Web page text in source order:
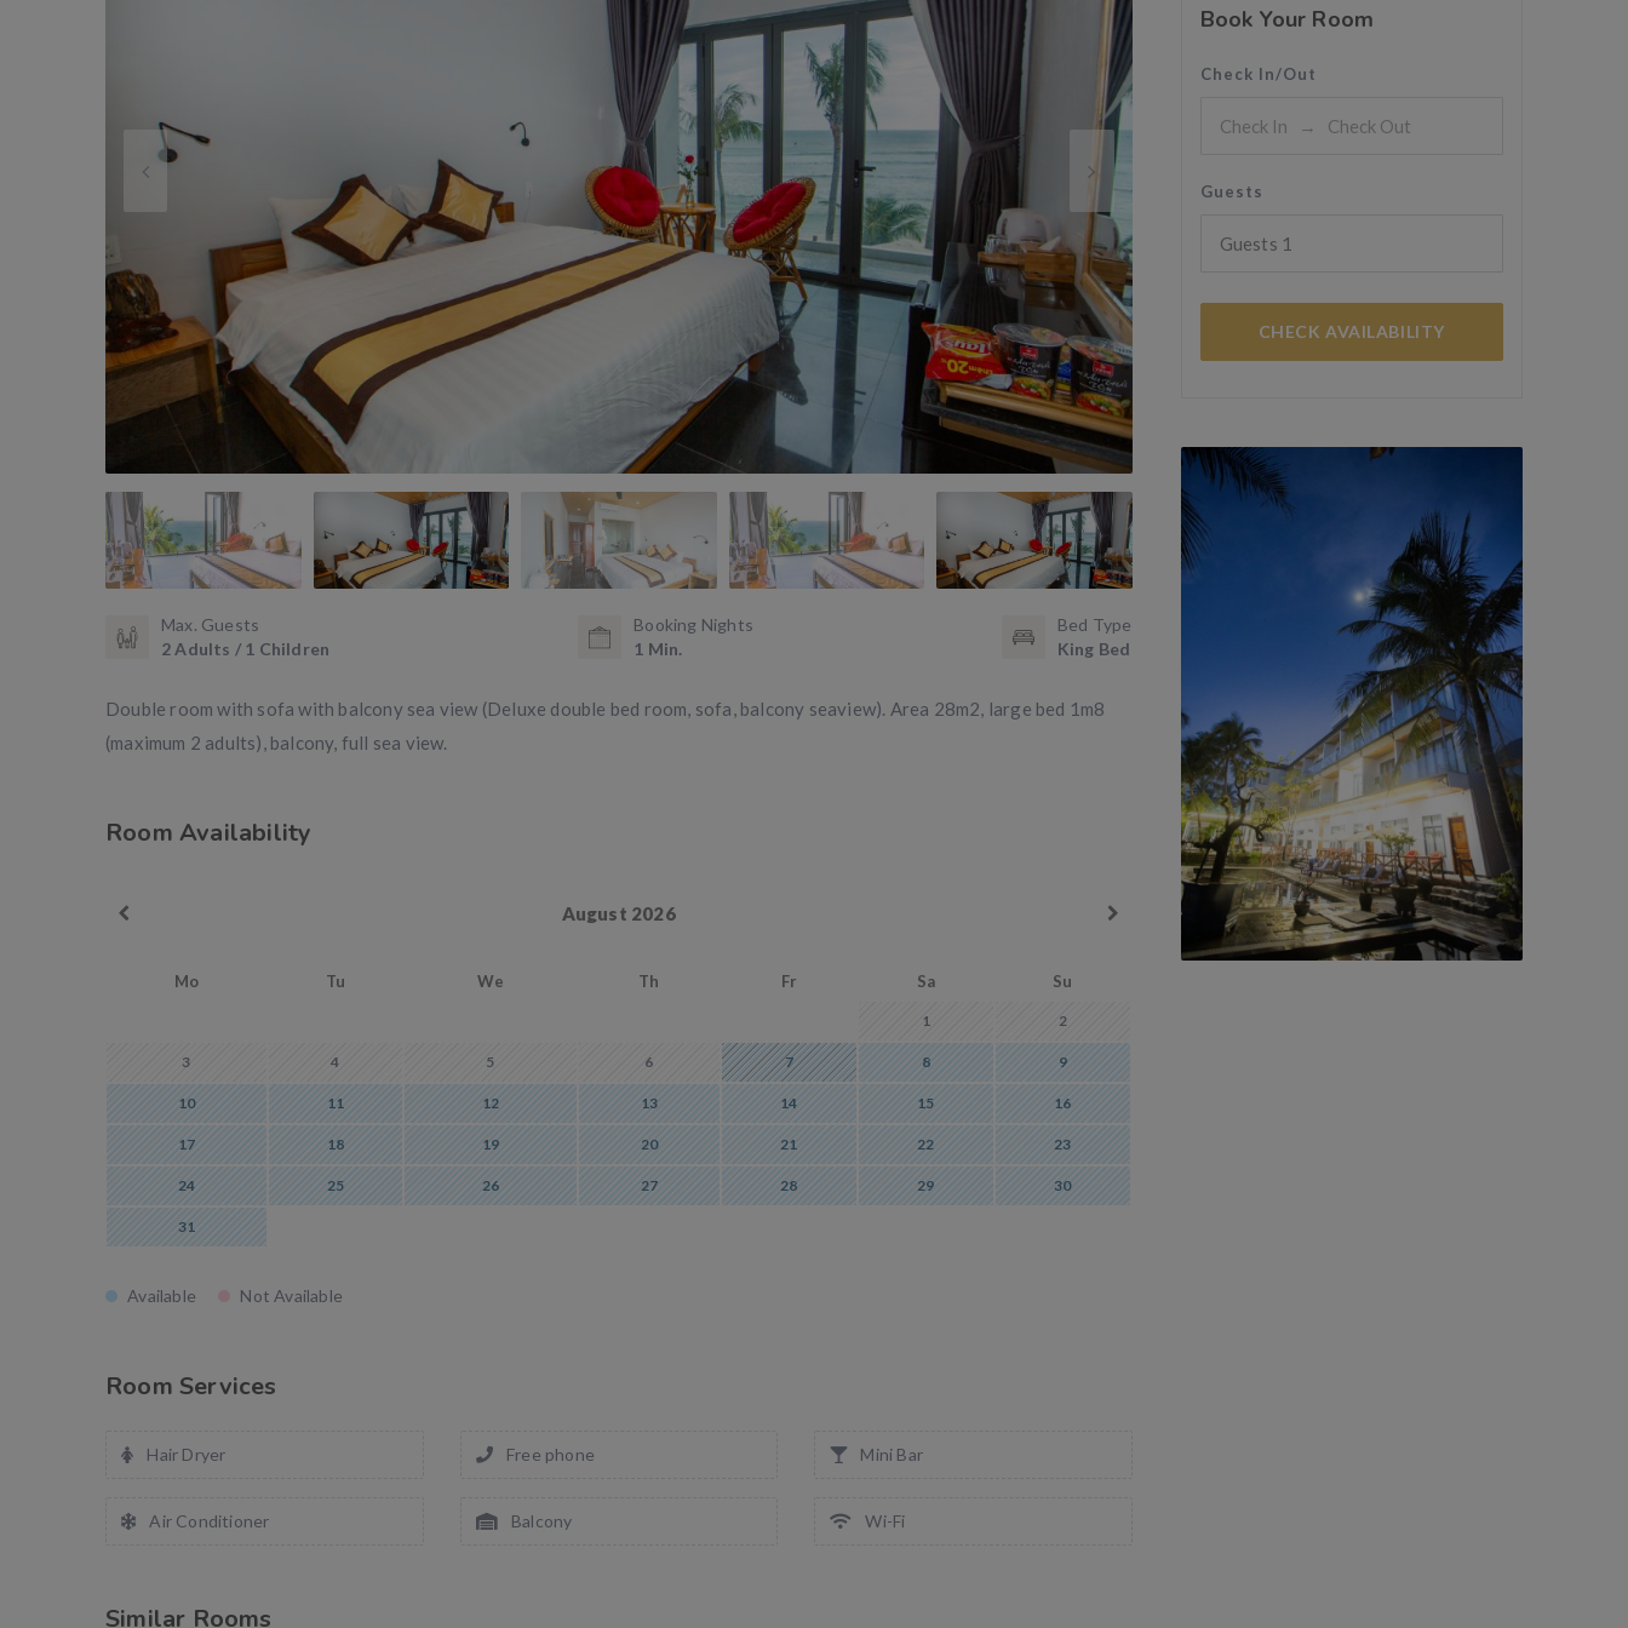
Max. Guests
2 Adults / 1 Children
Booking Nights
1 Min.
Bed Type
King Bed
Double room with sofa with balcony sea view (Deluxe double bed room, sofa, balcony seaview). Area 28m2, large bed 1m8
(maximum 2 adults), balcony, full sea view.
Room Availability
August 2026
Mo Tu We Th Fr Sa Su
1 2
3 4 5 6 7 8 9
10 11 12 13 14 15 16
17 18 19 20 21 22 23
24 25 26 27 28 29 30
31
Available Not Available
Room Services
Hair Dryer Free phone Mini Bar
Air Conditioner Balcony Wi-Fi
Similar Rooms
Book Your Room
Check In/Out
Guests
Guests 1
CHECK AVAILABILITY